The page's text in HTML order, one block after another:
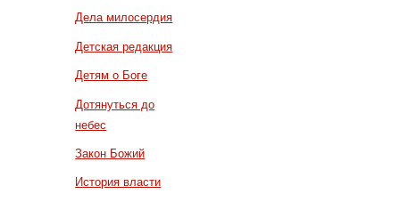
Дела милосердия
Детская редакция
Детям о Боге
Дотянуться до
небес
Закон Божий
История власти